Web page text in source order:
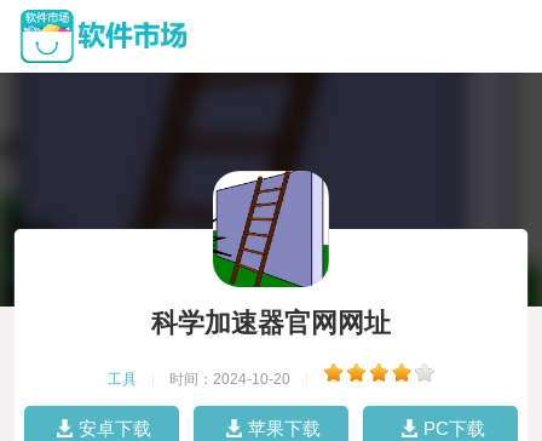
科学加速器官网网址
工具 时间：2024-10-20
安卓下载 苹果下载 PC下载